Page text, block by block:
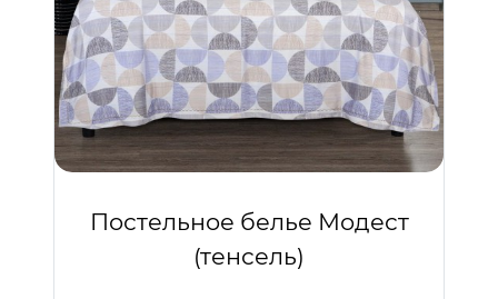
Постельное белье Модест
(тенсель)